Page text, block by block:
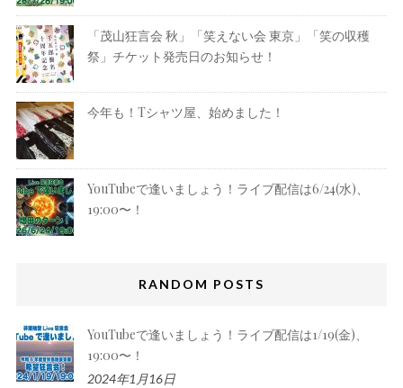
「茂山狂言会 秋」「笑えない会 東京」「笑の収穫
祭」チケット発売日のお知らせ！
今年も！Tシャツ屋、始めました！
YouTubeで逢いましょう！ライブ配信は6/24(水)、
19:00〜！
RANDOM POSTS
YouTubeで逢いましょう！ライブ配信は1/19(金)、
19:00〜！
2024年1月16日